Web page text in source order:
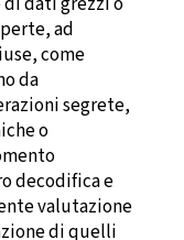
ad
come
da
segrete,
o
decodifica e
valutazione
di quelli